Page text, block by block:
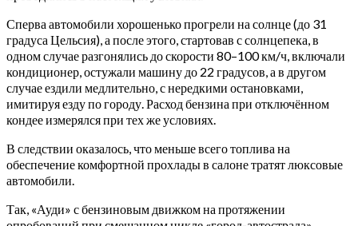
Сперва автомобили хорошенько прогрели на солнце (до 31
градуса Цельсия), а после этого, стартовав с солнцепека, в
одном случае разгонялись до скорости 80–100 км/ч, включали
кондиционер, остужали машину до 22 градусов, а в другом
случае ездили медлительно, с нередкими остановками,
имитируя езду по городу. Расход бензина при отключённом
кондее измерялся при тех же условиях.
В следствии оказалось, что меньше всего топлива на
обеспечение комфортной прохлады в салоне тратят люксовые
автомобили.
Так, «Ауди» с бензиновым движком на протяжении